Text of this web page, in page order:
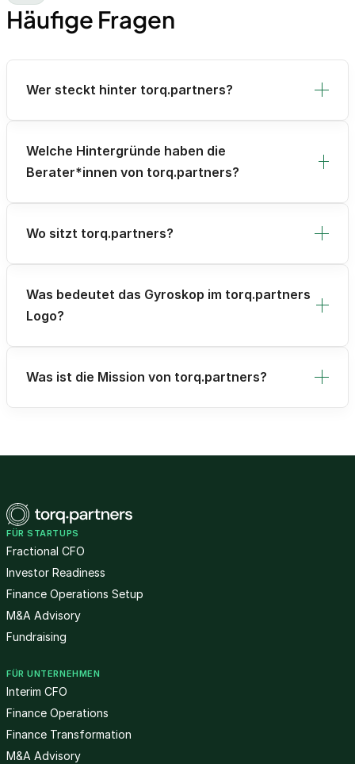
Häufige Fragen
Wer steckt hinter torq.partners?
Welche Hintergründe haben die
Berater*innen von torq.partners?
Wo sitzt torq.partners?
Was bedeutet das Gyroskop im torq.partners
Logo?
Was ist die Mission von torq.partners?
FÜR STARTUPS
Fractional CFO
Investor Readiness
Finance Operations Setup
M&A Advisory
Fundraising
FÜR UNTERNEHMEN
Interim CFO
Finance Operations
Finance Transformation
M&A Advisory